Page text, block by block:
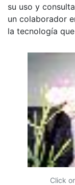
su uso y
un colaborador
la tecnología
Click